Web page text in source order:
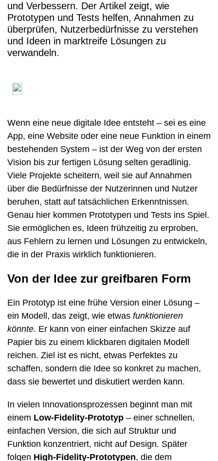
und Verbessern. Der Artikel zeigt, wie
Prototypen und Tests helfen, Annahmen zu
überprüfen, Nutzerbedürfnisse zu verstehen
und Ideen in marktreife Lösungen zu
verwandeln.
Wenn eine neue digitale Idee entsteht – sei es eine
App, eine Website oder eine neue Funktion in einem
bestehenden System – ist der Weg von der ersten
Vision bis zur fertigen Lösung selten geradlinig.
Viele Projekte scheitern, weil sie auf Annahmen
über die Bedürfnisse der Nutzerinnen und Nutzer
beruhen, statt auf tatsächlichen Erkenntnissen.
Genau hier kommen Prototypen und Tests ins Spiel.
Sie ermöglichen es, Ideen frühzeitig zu erproben,
aus Fehlern zu lernen und Lösungen zu entwickeln,
die in der Praxis wirklich funktionieren.
Von der Idee zur greifbaren Form
Ein Prototyp ist eine frühe Version einer Lösung –
ein Modell, das zeigt, wie etwas funktionieren
könnte. Er kann von einer einfachen Skizze auf
Papier bis zu einem klickbaren digitalen Modell
reichen. Ziel ist es nicht, etwas Perfektes zu
schaffen, sondern die Idee so konkret zu machen,
dass sie bewertet und diskutiert werden kann.
In vielen Innovationsprozessen beginnt man mit
einem Low-Fidelity-Prototyp – einer schnellen,
einfachen Version, die sich auf Struktur und
Funktion konzentriert, nicht auf Design. Später
folgen High-Fidelity-Prototypen, die dem